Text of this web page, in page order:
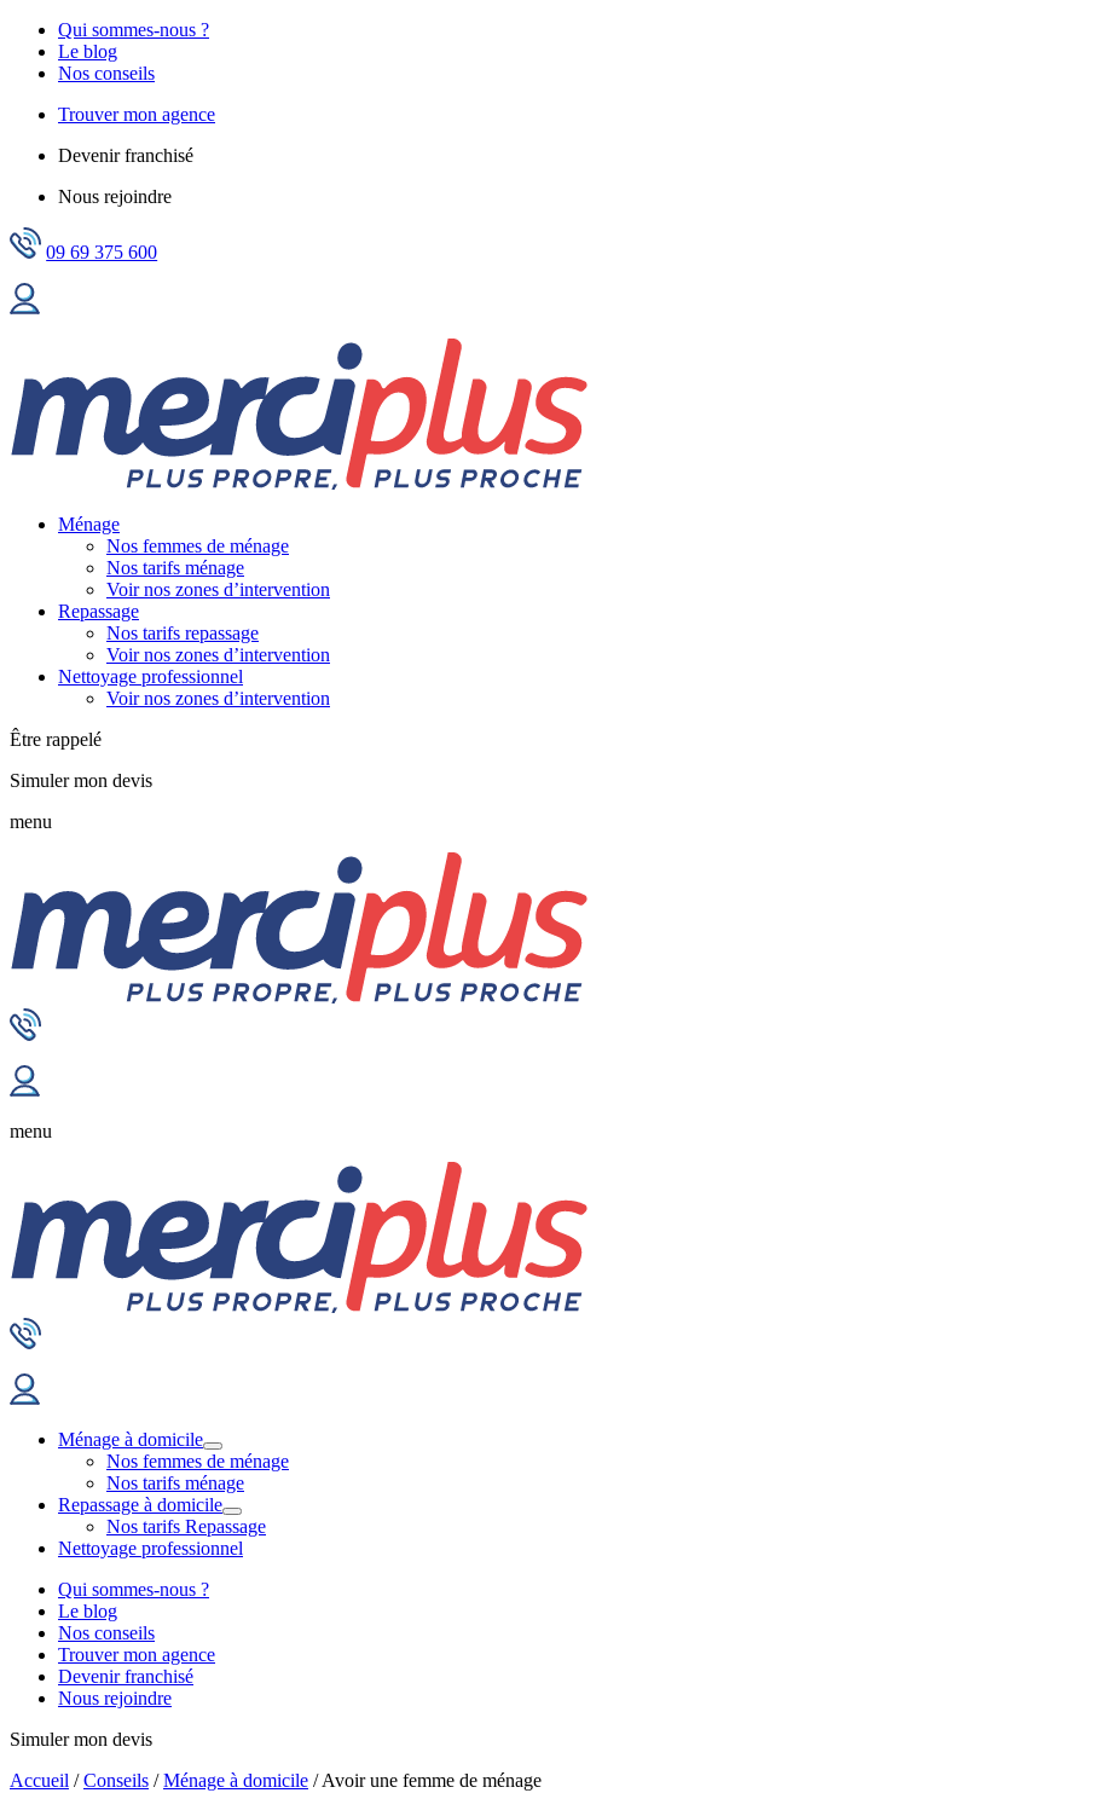
Qui sommes-nous ?
Le blog
Nos conseils
Trouver mon agence
Devenir franchisé
Nous rejoindre
09 69 375 600
Ménage
Nos femmes de ménage
Nos tarifs ménage
Voir nos zones d’intervention
Repassage
Nos tarifs repassage
Voir nos zones d’intervention
Nettoyage professionnel
Voir nos zones d’intervention
Être rappelé
Simuler mon devis
menu
menu
Ménage à domicile
Nos femmes de ménage
Nos tarifs ménage
Repassage à domicile
Nos tarifs Repassage
Nettoyage professionnel
Qui sommes-nous ?
Le blog
Nos conseils
Trouver mon agence
Devenir franchisé
Nous rejoindre
Simuler mon devis
Accueil /Conseils /Ménage à domicile /Avoir une femme de ménage